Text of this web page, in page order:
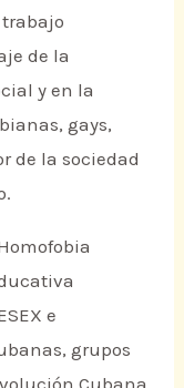
de la
y en la
gays,
de la sociedad
e
grupos
Cubana,